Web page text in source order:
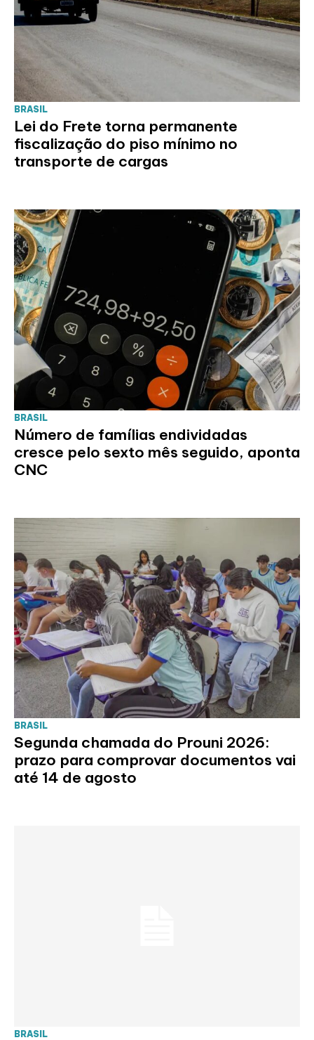
BRASIL
Lei do Frete torna permanente
fiscalização do piso mínimo no
transporte de cargas
BRASIL
Número de famílias endividadas
cresce pelo sexto mês seguido, aponta
CNC
BRASIL
Segunda chamada do Prouni 2026:
prazo para comprovar documentos vai
até 14 de agosto
BRASIL